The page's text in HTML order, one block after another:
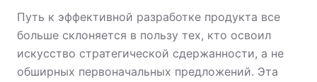
Путь к эффективной разработке продукта все
больше склоняется в пользу тех, кто освоил
искусство стратегической сдержанности, а не
обширных первоначальных предложений. Эта